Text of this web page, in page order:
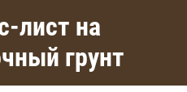
лист на
грунт